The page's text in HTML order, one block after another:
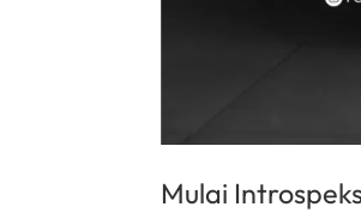
Mulai